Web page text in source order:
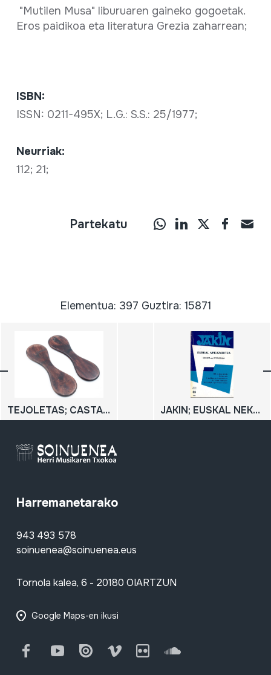
"Mutilen Musa" liburuaren gaineko gogoetak.
Eros paidikoa eta literatura Grezia zaharrean;
ISBN:
ISSN: 0211-495X; L.G.: S.S.: 25/1977;
Neurriak:
112; 21;
Partekatu
Elementua: 397 Guztira: 15871
TEJOLETAS; CASTAÑUELAS JAKIN; EUSKAL NEKAZARITZA; Egoera eta etorkizuna;
Harremanetarako
943 493 578
soinuenea@soinuenea.eus
Tornola kalea, 6 - 20180 OIARTZUN
Google Maps-en ikusi
FacebookYoutube Issuu Vimeo Flickr SoundCloud